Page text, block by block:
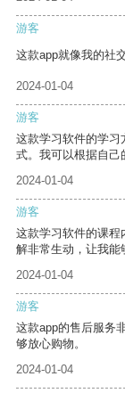
游客
这款app就像我的社
2024-01-04
游客
这款学习软件的学习
式。我可以根据自己
2024-01-04
游客
这款学习软件的课程
解非常生动，让我能
2024-01-04
游客
这款app的售后服务
够放心购物。
2024-01-04